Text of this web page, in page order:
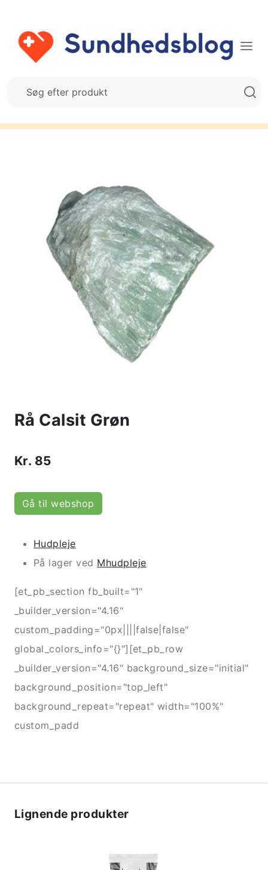
Rå Calsit Grøn
Kr. 85
Gå til webshop
Hudpleje
På lager ved Mhudpleje
[et_pb_section fb_built="1"
_builder_version="4.16"
custom_padding="0px||||false|false"
global_colors_info="{}"][et_pb_row
_builder_version="4.16" background_size="initial"
background_position="top_left"
background_repeat="repeat" width="100%"
custom_padd
Lignende produkter